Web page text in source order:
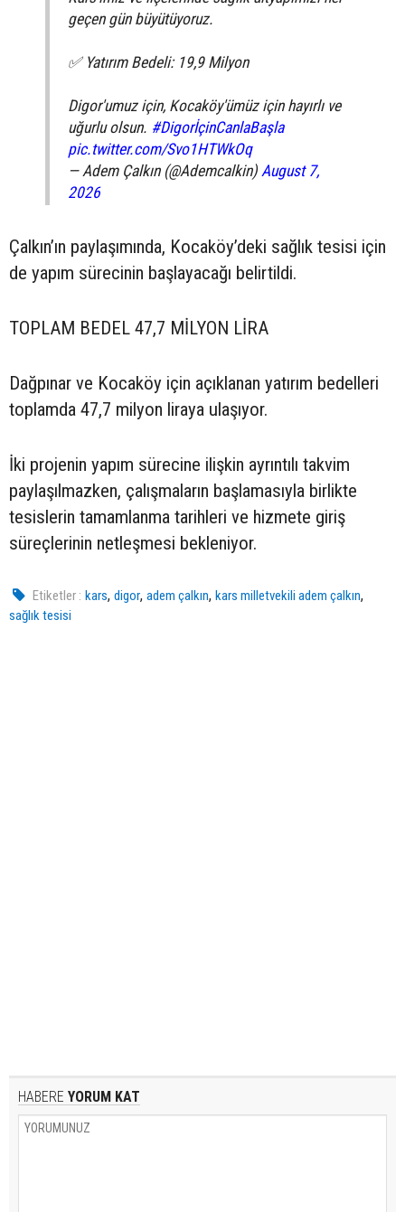
geçen gün büyütüyoruz.
✅ Yatırım Bedeli: 19,9 Milyon
Digor'umuz için, Kocaköy'ümüz için hayırlı ve
uğurlu olsun. #DigorİçinCanlaBaşla
pic.twitter.com/Svo1HTWkOq
— Adem Çalkın (@Ademcalkin)August 7,
2026
Çalkın’ın paylaşımında, Kocaköy’deki sağlık tesisi için
de yapım sürecinin başlayacağı belirtildi.
TOPLAM BEDEL 47,7 MİLYON LİRA
Dağpınar ve Kocaköy için açıklanan yatırım bedelleri
toplamda 47,7 milyon liraya ulaşıyor.
İki projenin yapım sürecine ilişkin ayrıntılı takvim
paylaşılmazken, çalışmaların başlamasıyla birlikte
tesislerin tamamlanma tarihleri ve hizmete giriş
süreçlerinin netleşmesi bekleniyor.
Etiketler : kars,digor,adem çalkın,kars milletvekili adem çalkın,
sağlık tesisi
HABERE YORUM KAT